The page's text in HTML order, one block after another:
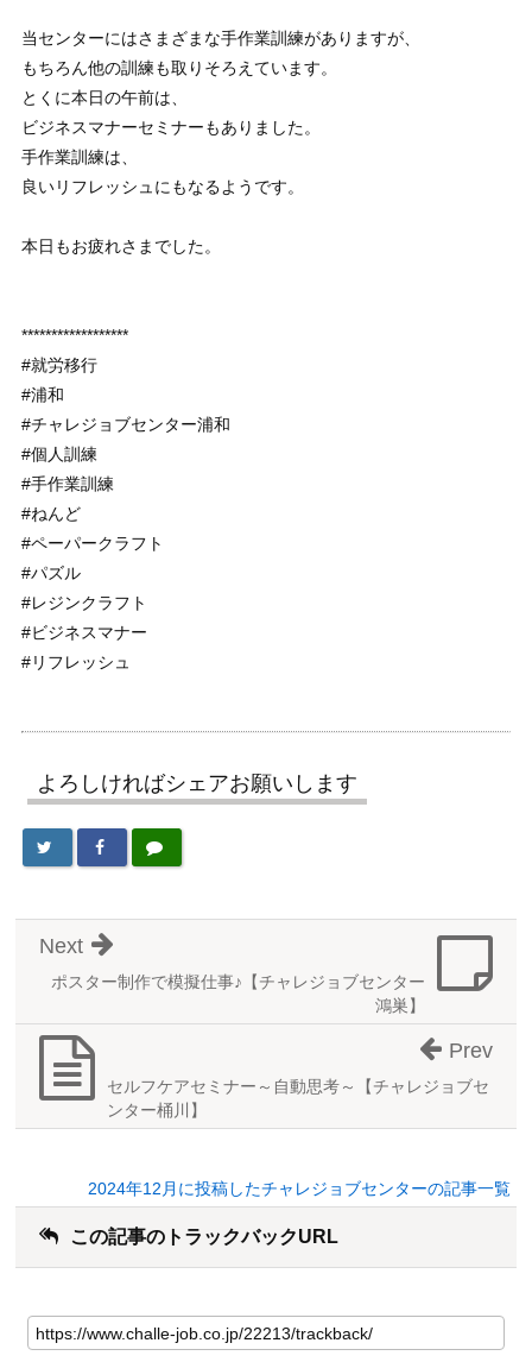
当センターにはさまざまな手作業訓練がありますが、
もちろん他の訓練も取りそろえています。
とくに本日の午前は、
ビジネスマナーセミナーもありました。
手作業訓練は、
良いリフレッシュにもなるようです。
本日もお疲れさまでした。
******************
#就労移行
#浦和
#チャレジョブセンター浦和
#個人訓練
#手作業訓練
#ねんど
#ペーパークラフト
#パズル
#レジンクラフト
#ビジネスマナー
#リフレッシュ
よろしければシェアお願いします
ポスター制作で模擬仕事♪【チャレジョブセンター
鴻巣】
Next
セルフケアセミナー～自動思考～【チャレジョブセ
ンター桶川】
Prev
2024年12月に投稿したチャレジョブセンターの記事一覧
この記事のトラックバックURL
の
記